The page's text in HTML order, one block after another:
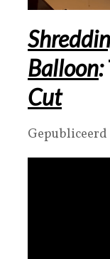
Balloon:
Cut
Gepubliceerd